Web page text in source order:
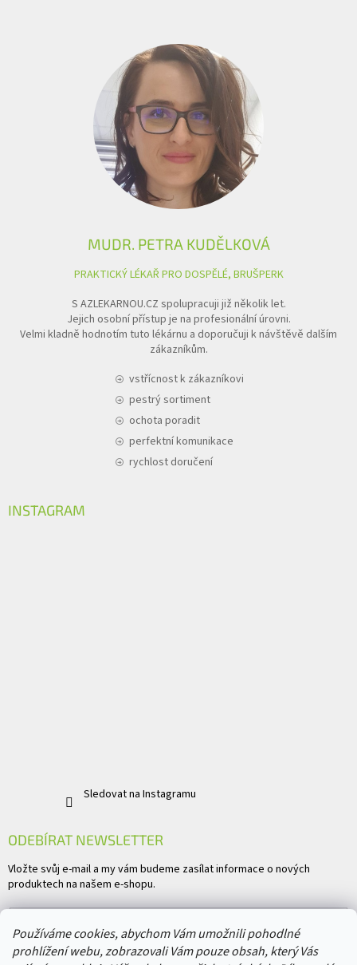
Používáme cookies, abychom Vám umožnili pohodlné
prohlížení webu, zobrazovali Vám pouze obsah, který Vás
MUDR. PETRA KUDĚLKOVÁ
PRAKTICKÝ LÉKAŘ PRO DOSPĚLÉ, BRUŠPERK
S AZLEKARNOU.CZ spolupracuji již několik let.
Jejich osobní přístup je na profesionální úrovni.
Velmi kladně hodnotím tuto lékárnu a doporučuji k návštěvě dalším
zákazníkům.
vstřícnost k zákazníkovi
pestrý sortiment
ochota poradit
perfektní komunikace
rychlost doručení
INSTAGRAM
Sledovat na Instagramu
ODEBÍRAT NEWSLETTER
Vložte svůj e-mail a my vám budeme zasílat informace o nových
produktech na našem e-shopu.
Vložením e-mailu souhlasíte spodmínkami ochrany osobních údajů